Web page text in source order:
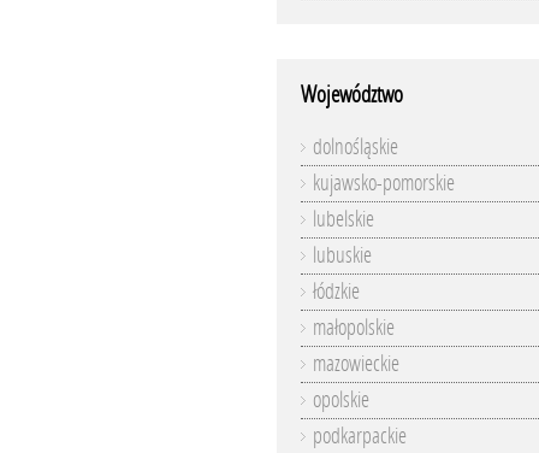
Województwo
dolnośląskie
kujawsko-pomorskie
lubelskie
lubuskie
łódzkie
małopolskie
mazowieckie
opolskie
podkarpackie